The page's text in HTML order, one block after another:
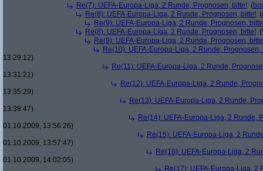
Re(7): UEFA-Europa-Liga, 2 Runde, Prognosen, bitte! (
Re(8): UEFA-Europa-Liga, 2 Runde, Prognosen, bitte! (
Re(9): UEFA-Europa-Liga, 2 Runde, Prognosen,
Re(8): UEFA-Europa-Liga, 2 Runde, Prognosen, bitte! (
Re(9): UEFA-Europa-Liga, 2 Runde, Prognosen,
Re(10): UEFA-Europa-Liga, 2 Runde, Prognosen,
13:29:12)
Re(11): UEFA-Europa-Liga, 2 Runde,
13:31:21)
Re(12): UEFA-Europa-Liga, 2 Runde,
13:35:29)
Re(13): UEFA-Europa-Liga, 2 Runde,
13:38:47)
Re(14): UEFA-Europa-Liga, 2 Runde,
01.10.2009, 13:56:26)
Re(15): UEFA-Europa-Liga, 2
01.10.2009, 13:57:47)
Re(16): UEFA-Europa-Liga, 2
01.10.2009, 14:02:05)
Re(17): UEFA-Europa-Liga, 2